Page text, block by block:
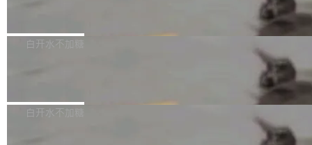
员工参与设立的专项资产管理计划。其中，Dee
获配9...
一个回归问题，该问题导致拉取镜像时会拒绝包
题，该问题可能导致在旧版 Linux 内核...
e 孵化器项目管理委员会（IPMC）投票中获得
P）！这一里程碑不仅标志着 Fluss 迈入新的发
白开水不加糖
长期停止内容更新，未能实现其作为“AI版维基百
白开水不加糖